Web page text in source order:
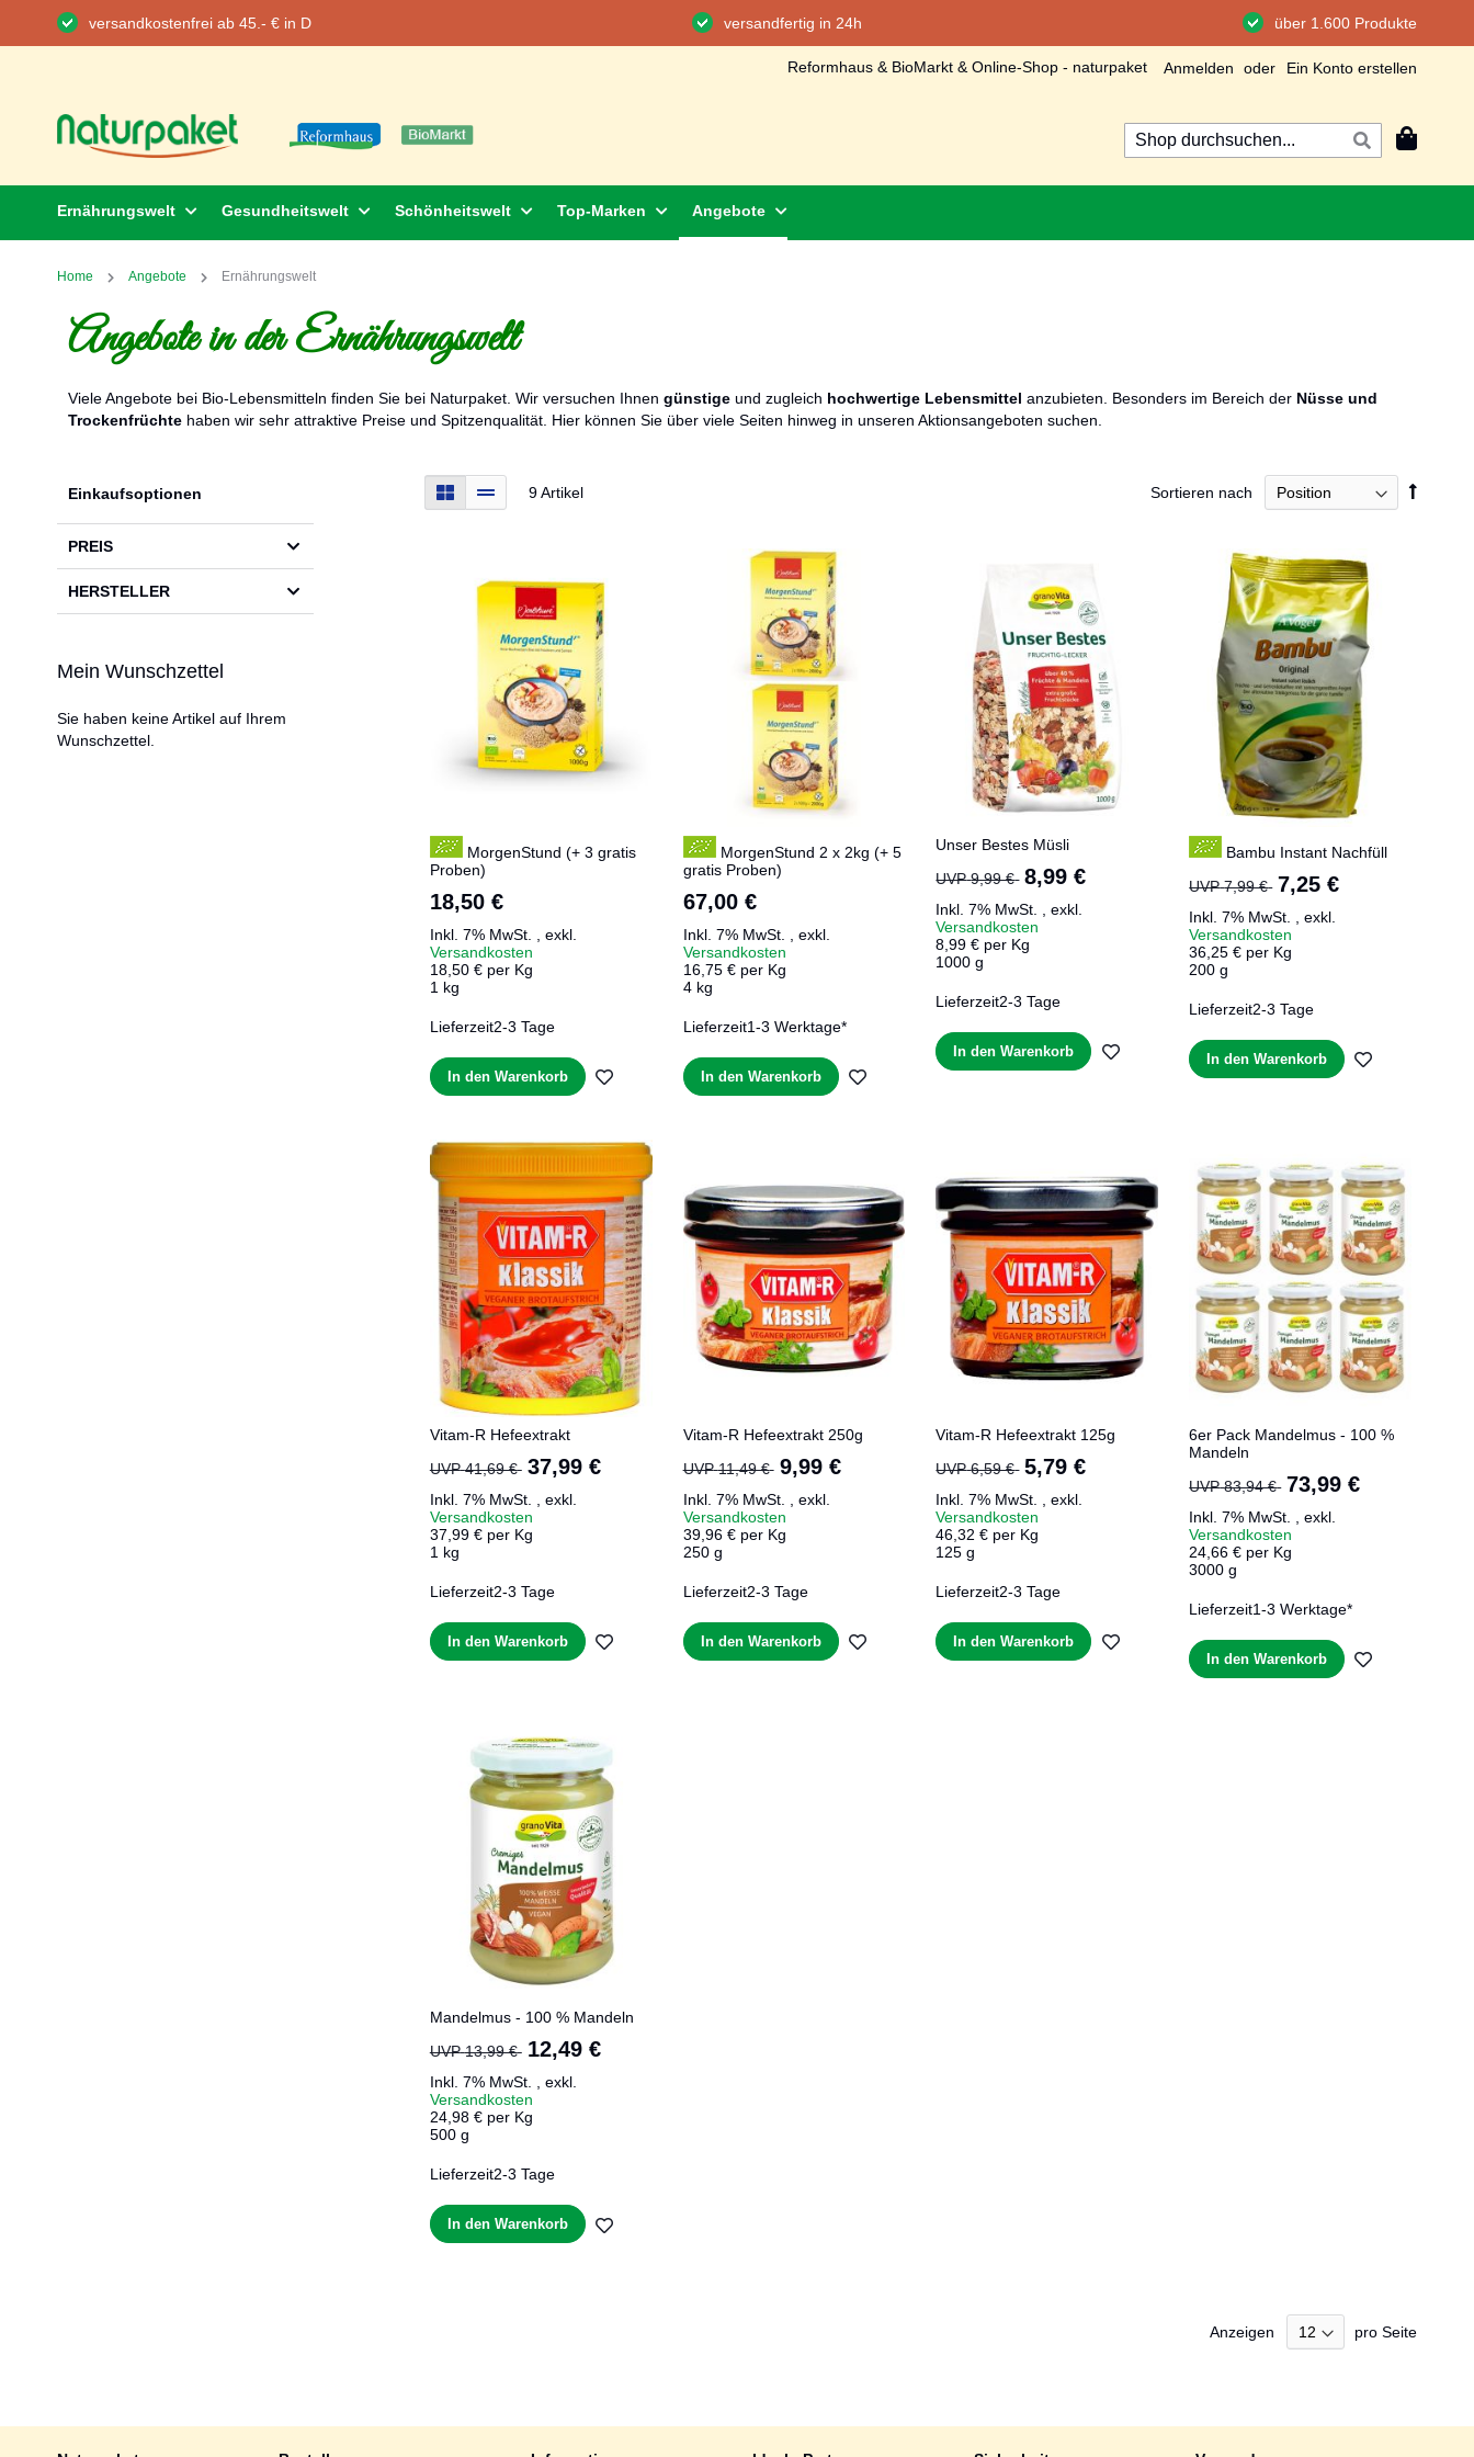
versandkostenfrei ab 45.- € in D versandfertig in 24h über 1.600 Produkte
Inhalt
Reformhaus & BioMarkt & Online-Shop - naturpaket Anmelden Ein Konto erstellen
Mein
Suche
Ernährungswelt Gesundheitswelt Schönheitswelt Top-Marken Angebote
Home Angebote Ernährungswelt
Angebote in der Ernährungswelt
Viele Angebote bei Bio-Lebensmitteln finden Sie bei Naturpaket. Wir versuchen Ihnen günstige und zugleich hochwertige Lebensmittel anzubieten. Besonders im Bereich der Nüsse und
Trockenfrüchte haben wir sehr attraktive Preise und Spitzenqualität. Hier können Sie über viele Seiten hinweg in unseren Aktionsangeboten suchen.
als
RasterListe 9Artikel Sortieren nach
In
MorgenStund (+ 3 gratis
Proben)
18,50 €
Inkl. 7% MwSt.
exkl.
Versandkosten
18,50 € per Kg
1 kg
Lieferzeit2-3 Tage
In den Warenkorb
HINZUFÜGEN
MorgenStund 2 x 2kg (+ 5
gratis Proben)
67,00 €
Inkl. 7% MwSt.
exkl.
Versandkosten
16,75 € per Kg
4 kg
Lieferzeit1-3 Werktage*
In den Warenkorb
Unser Bestes Müsli
UVP 9,99 € Sonderangebot
8,99 €
Inkl. 7% MwSt. ,exkl.
Versandkosten
8,99 € per Kg
1000 g
Lieferzeit2-3 Tage
In den Warenkorb ZUR
Bambu Instant Nachfüll
UVP 7,99 € Sonderangebot
7,25 €
Inkl. 7% MwSt. ,exkl.
Versandkosten
36,25 € per Kg
200 g
Lieferzeit2-3 Tage
In den Warenkorb
Vitam-R Hefeextrakt
UVP 41,69 € Sonderangebot
37,99 €
Inkl. 7% MwSt.
exkl.
Versandkosten
37,99 € per Kg
1 kg
Lieferzeit2-3 Tage
In den Warenkorb
Vitam-R Hefeextrakt 250g
UVP 11,49 € Sonderangebot
9,99 €
Inkl. 7% MwSt.
exkl.
Versandkosten
39,96 € per Kg
250 g
Lieferzeit2-3 Tage
In den Warenkorb
Vitam-R Hefeextrakt 125g
UVP 6,59 € Sonderangebot
5,79 €
Inkl. 7% MwSt. ,exkl.
Versandkosten
46,32 € per Kg
125 g
Lieferzeit2-3 Tage
In den Warenkorb ZUR
WUNSCHLISTE
6er Pack Mandelmus - 100 %
Mandeln
UVP 83,94 € Sonderangebot
73,99 €
Inkl. 7% MwSt. ,exkl.
Versandkosten
24,66 € per Kg
3000 g
Lieferzeit1-3 Werktage*
In den Warenkorb
Mandelmus - 100 % Mandeln
UVP 13,99 € Sonderangebot
12,49 €
Inkl. 7% MwSt. , exkl.
Versandkosten
24,98 € per Kg
500 g
Lieferzeit2-3 Tage
In den Warenkorb
Anzeigen
pro Seite
Einkaufsoptionen
PREIS
HERSTELLER
Mein Wunschzettel
Sie haben keine Artikel auf Ihrem
Wunschzettel.